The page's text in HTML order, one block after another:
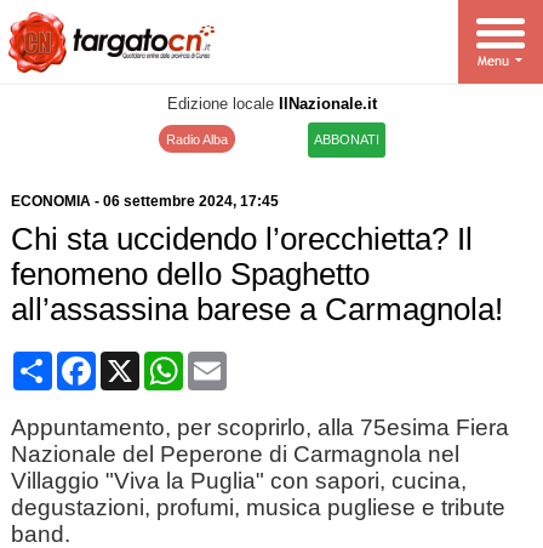
Edizione locale IlNazionale.it
Radio Alba ABBONATI
ECONOMIA- 06 settembre 2024, 17:45
Chi sta uccidendo l’orecchietta? Il
fenomeno dello Spaghetto
all’assassina barese a Carmagnola!
CondividiFacebook
X WhatsApp
Email
Appuntamento, per scoprirlo, alla 75esima Fiera
Nazionale del Peperone di Carmagnola nel
Villaggio "Viva la Puglia" con sapori, cucina,
degustazioni, profumi, musica pugliese e tribute
band.